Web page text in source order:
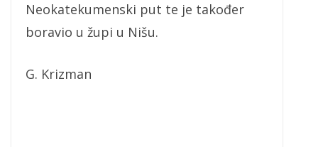
Neokatekumenski put te je također
boravio u župi u Nišu.
G. Krizman